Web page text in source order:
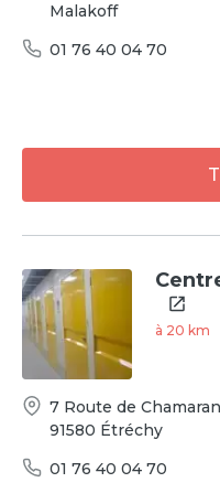
Malakoff
01 76 40 04 70
à 20 km
7 Route de
91580 Étréchy
01 76 40 04 70